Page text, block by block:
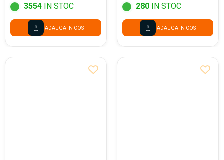
3554 IN STOC
ADAUGA IN COS
280 IN STOC
ADAUGA IN COS